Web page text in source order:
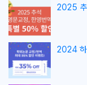
2025 추
2024 하